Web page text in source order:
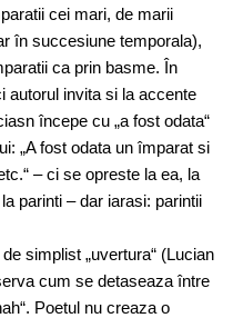
cei mari, de marii
în succesiune temporala),
ca prin basme. În
autorul invita si la accente
începe cu „a fost odata“
„A fost odata un împarat si
– ci se opreste la ea, la
parinti – dar iarasi: parintii
simplist „uvertura“ (Lucian
cum se detaseaza între
Poetul nu creaza o